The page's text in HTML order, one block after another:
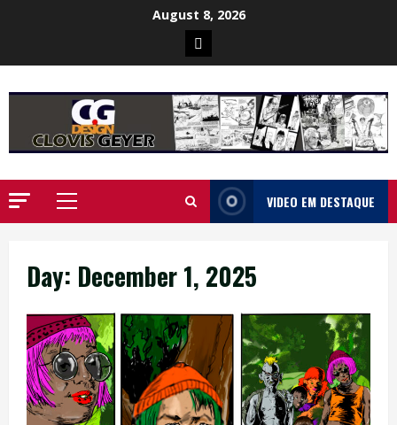
August 8, 2026
Poster
da
Ilha
Primary
VIDEO EM DESTAQUE
Day: December 1, 2025